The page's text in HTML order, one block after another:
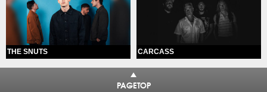
THE SNUTS CARCASS
PAGETOP